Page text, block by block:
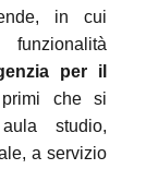
in cui
per il
che si
studio,
a servizio